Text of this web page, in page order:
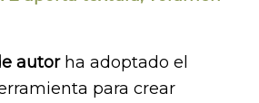
autorha adoptado el
para crear